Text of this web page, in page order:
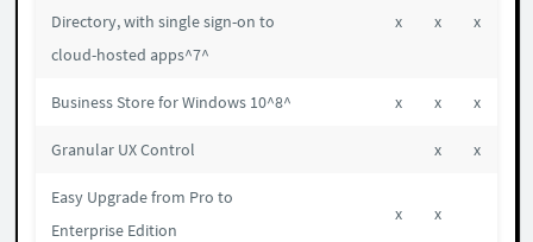
Directory, with single sign-on to
cloud-hosted apps^7^
x x x
Business Store for Windows 10^8^ x x x
Granular UX Control x x
Easy Upgrade from Pro to
Enterprise Edition
x x